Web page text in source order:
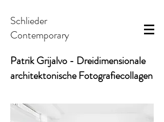
Schlieder
Contemporary
Patrik Grijalvo - Dreidimensionale
architektonische Fotografiecollagen